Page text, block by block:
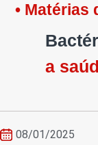
• Matérias
a
08/01/2025